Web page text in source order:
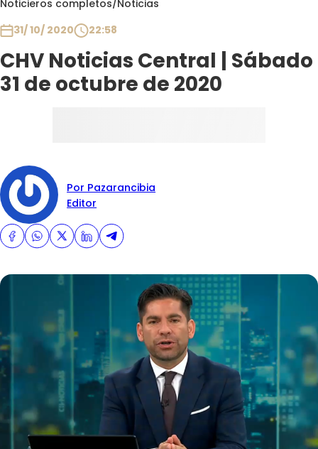
Noticieros completos/Noticias
31/ 10/ 2020
22:58
CHV Noticias Central | Sábado
31 de octubre de 2020
Por Pazarancibia
Editor
Club De La Comedia
Contigo en Directo
Plan Perfecto
El Tiempo
Sabingo